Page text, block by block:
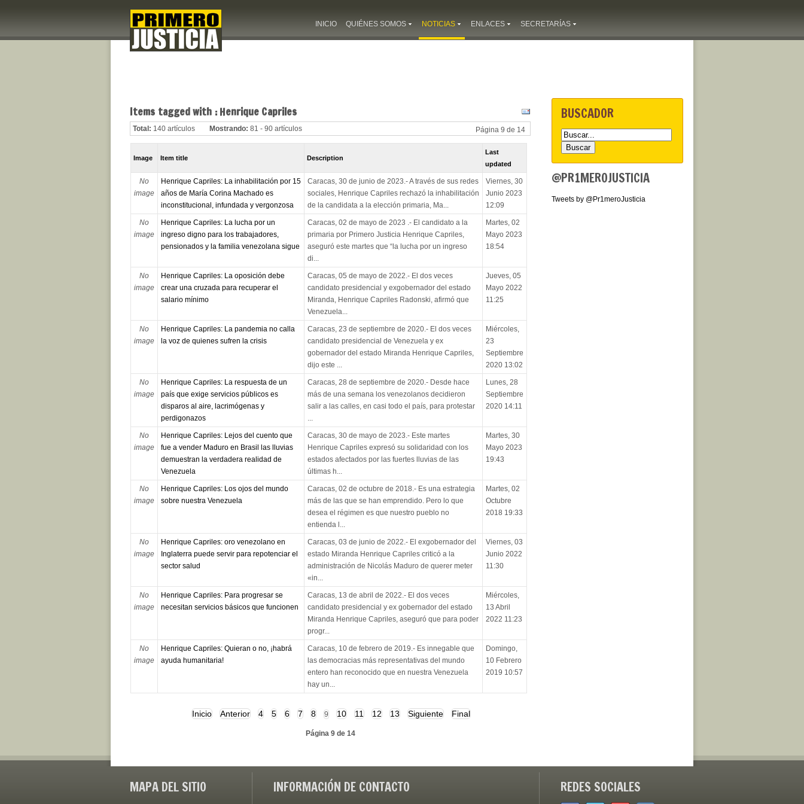
INICIO QUIÉNES SOMOS NOTICIAS ENLACES SECRETARÍAS
Items tagged with : Henrique Capriles
Total: 140 artículos Mostrando: 81 - 90 artículos Página 9 de 14
Image Item title Description
Last
updated
No
image
Henrique Capriles: La inhabilitación por 15
años de María Corina Machado es
inconstitucional, infundada y vergonzosa
Caracas, 30 de junio de 2023.- A través de sus redes
sociales, Henrique Capriles rechazó la inhabilitación
de la candidata a la elección primaria, Ma...
Viernes, 30
Junio 2023
12:09
No
image
Henrique Capriles: La lucha por un
ingreso digno para los trabajadores,
pensionados y la familia venezolana sigue
Caracas, 02 de mayo de 2023 .- El candidato a la
primaria por Primero Justicia Henrique Capriles,
aseguró este martes que “la lucha por un ingreso
di...
Martes, 02
Mayo 2023
18:54
No
image
Henrique Capriles: La oposición debe
crear una cruzada para recuperar el
salario mínimo
Caracas, 05 de mayo de 2022.- El dos veces
candidato presidencial y exgobernador del estado
Miranda, Henrique Capriles Radonski, afirmó que
Venezuela...
Jueves, 05
Mayo 2022
11:25
No
image
Henrique Capriles: La pandemia no calla
la voz de quienes sufren la crisis
Caracas, 23 de septiembre de 2020.- El dos veces
candidato presidencial de Venezuela y ex
gobernador del estado Miranda Henrique Capriles,
dijo este ...
Miércoles,
23
Septiembre
2020 13:02
No
image
Henrique Capriles: La respuesta de un
país que exige servicios públicos es
disparos al aire, lacrimógenas y
perdigonazos
Caracas, 28 de septiembre de 2020.- Desde hace
más de una semana los venezolanos decidieron
salir a las calles, en casi todo el país, para protestar
...
Lunes, 28
Septiembre
2020 14:11
No
image
Henrique Capriles: Lejos del cuento que
fue a vender Maduro en Brasil las lluvias
demuestran la verdadera realidad de
Venezuela
Caracas, 30 de mayo de 2023.- Este martes
Henrique Capriles expresó su solidaridad con los
estados afectados por las fuertes lluvias de las
últimas h...
Martes, 30
Mayo 2023
19:43
No
image
Henrique Capriles: Los ojos del mundo
sobre nuestra Venezuela
Caracas, 02 de octubre de 2018.- Es una estrategia
más de las que se han emprendido. Pero lo que
desea el régimen es que nuestro pueblo no
entienda l...
Martes, 02
Octubre
2018 19:33
No
image
Henrique Capriles: oro venezolano en
Inglaterra puede servir para repotenciar el
sector salud
Caracas, 03 de junio de 2022.- El exgobernador del
estado Miranda Henrique Capriles criticó a la
administración de Nicolás Maduro de querer meter
«in...
Viernes, 03
Junio 2022
11:30
No
image
Henrique Capriles: Para progresar se
necesitan servicios básicos que funcionen
Caracas, 13 de abril de 2022.- El dos veces
candidato presidencial y ex gobernador del estado
Miranda Henrique Capriles, aseguró que para poder
progr...
Miércoles,
13 Abril
2022 11:23
No
image
Henrique Capriles: Quieran o no, ¡habrá
ayuda humanitaria!
Caracas, 10 de febrero de 2019.- Es innegable que
las democracias más representativas del mundo
entero han reconocido que en nuestra Venezuela
hay un...
Domingo,
10 Febrero
2019 10:57
Inicio Anterior 4 5 6 7 8 9 10 11 12 13 Siguiente Final
Página 9 de 14
BUSCADOR
@PR1MEROJUSTICIA
Tweets by @Pr1meroJusticia
MAPA DEL SITIO INFORMACIÓN DE CONTACTO REDES SOCIALES